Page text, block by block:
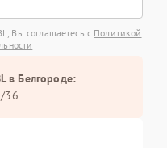
Вы соглашаетесь с Политикой
в Белгороде:
36